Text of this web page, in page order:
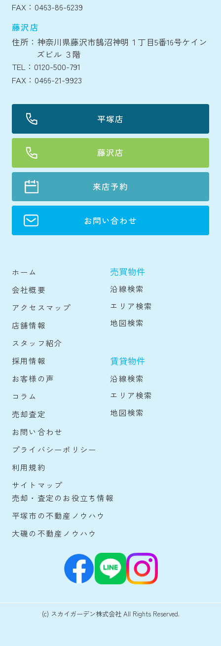
FAX：0463-86-6239
藤沢店
住所：神奈川県藤沢市鵠沼神明１丁目5番16号ケイン
ズビル ３階
TEL：0120-500-791
FAX：0466-21-9923
平塚店
藤沢店
来店予約
お問い合わせ
ホーム
会社概要
アクセスマップ
店舗情報
スタッフ紹介
採用情報
お客様の声
コラム
売却査定
お問い合わせ
プライバシーポリシー
利用規約
サイトマップ
売買物件
沿線検索
エリア検索
地図検索
賃貸物件
沿線検索
エリア検索
地図検索
売却・査定のお役立ち情報
平塚市の不動産ノウハウ
大磯の不動産ノウハウ
(c) スカイガーデン株式会社 All Rights Reserved.